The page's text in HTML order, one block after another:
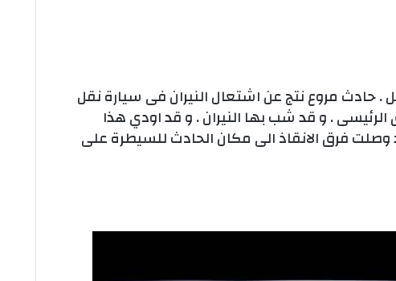
مروع نتج عن اشتعال النيران فى سيارة نقل
. و قد شب بها النيران . و قد اودي هذا
فرق الانقاذ الى مكان الحادث للسيطرة على